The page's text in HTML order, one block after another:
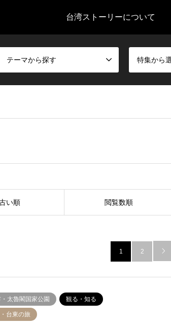
台湾ストーリーについて
テーマから探す 特集から
い順 閲覧数順
1 2 
太魯閣国家公園 観る・知る
台東の旅